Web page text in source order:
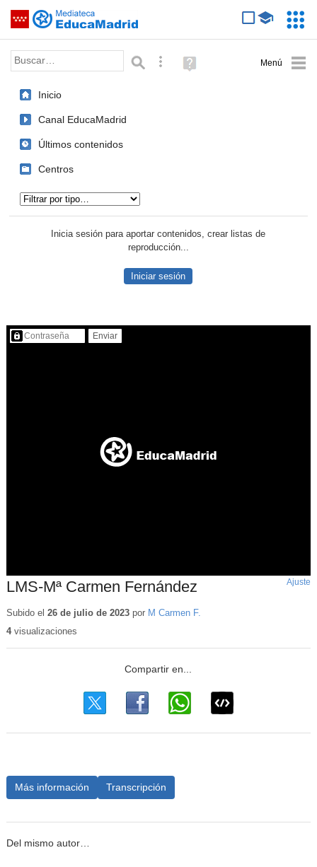
Saltar navegación
Palabra o frase: Búsqueda avanzada
Ayuda
(en
Inicio
Canal EducaMadrid
Últimos contenidos
Centros
Inicia sesión para aportar contenidos, crear listas de
reproducción...
Iniciar sesión
Contenido protegido…
LMS-Mª Carmen Fernández Ajuste
Subido el 26 de julio de 2023por M Carmen F.
4visualizaciones
Más información Transcripción
Del mismo autor…